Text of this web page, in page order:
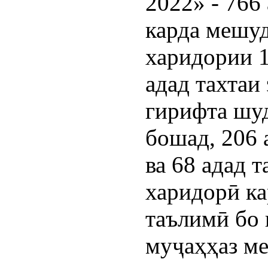
карда
харидории
адад
гирифта
бошад, 206
ва 68 адад
харидорӣ
таълимӣ бо
муҷаҳҳаз